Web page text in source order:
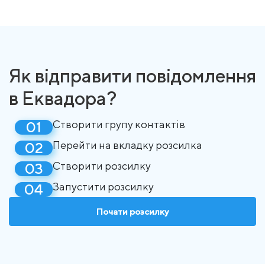
Як відправити повідомлення
в Еквадора?
Створити групу контактів
Перейти на вкладку розсилка
Створити розсилку
Запустити розсилку
Почати розсилку